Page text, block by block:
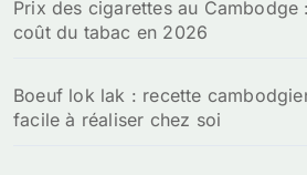
e
r
Prix des cigarettes au
coût du tabac en 2026
Boeuf lok lak : recette
facile à réaliser chez soi